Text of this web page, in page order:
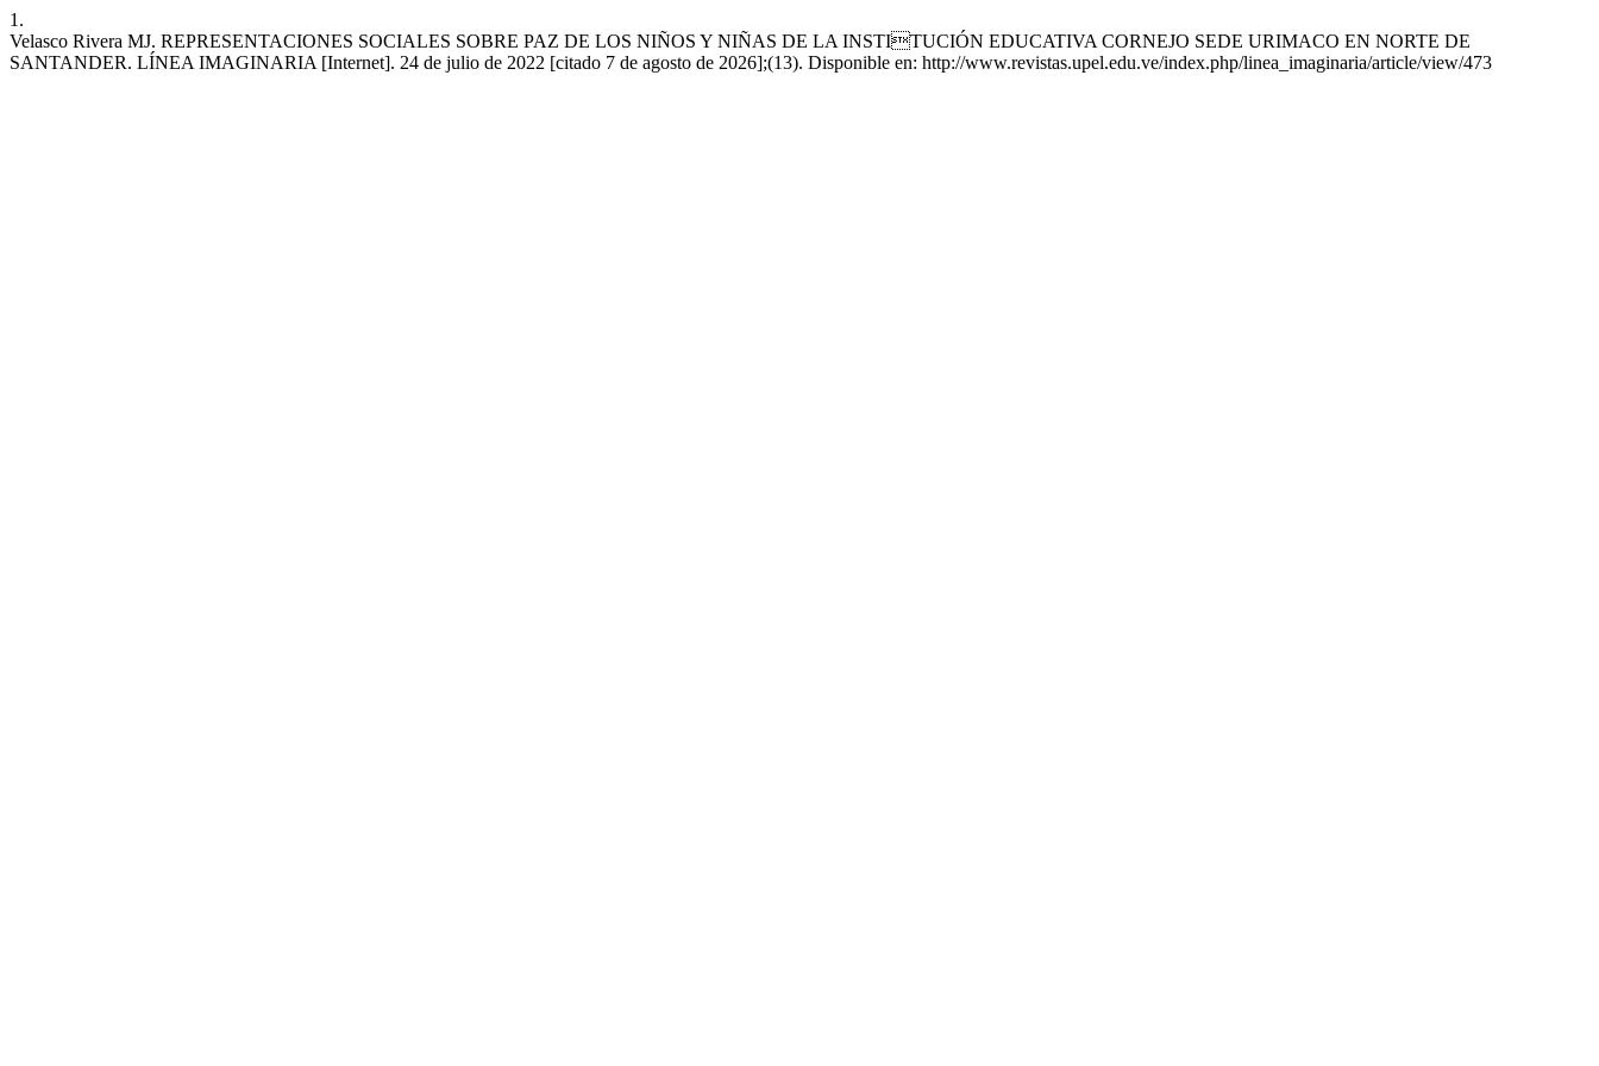
1.
Velasco Rivera MJ. REPRESENTACIONES SOCIALES SOBRE PAZ DE LOS NIÑOS Y NIÑAS DE LA INSTITUCIÓN EDUCATIVA CORNEJO SEDE URIMACO EN NORTE DE
SANTANDER. LÍNEA IMAGINARIA [Internet]. 24 de julio de 2022 [citado 7 de agosto de 2026];(13). Disponible en: http://www.revistas.upel.edu.ve/index.php/linea_imaginaria/article/view/473